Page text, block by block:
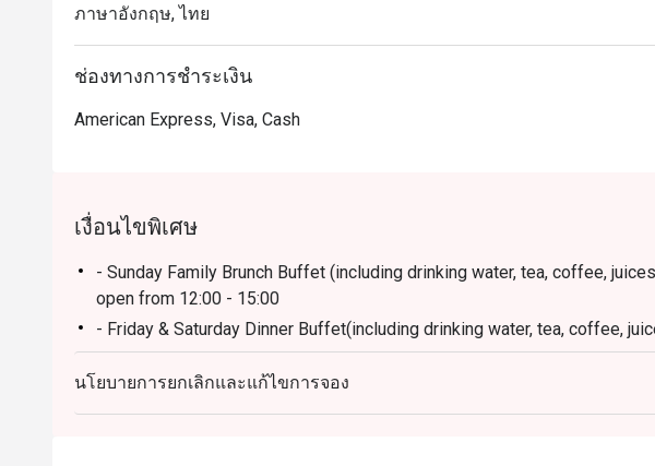
ใจ เหมาะกับทั้งมื้อครอบครัวและโอกาสพิเศษ
・เหมาะสำหรับนักท่องเที่ยวที่มองหาบุฟเฟ่ต์คุณภาพ พร้อมวิวริมแม่น้ำ และตั้
ภาษาอังกฤษ, ไทย
ช่องทางการชำระเงิน
American Express, Visa, Cash
เงื่อนไขพิเศษ
- Sunday Family Brunch Buffet (including drinking water, tea, coffee,
open from 12:00 - 15:00
- Friday & Saturday Dinner Buffet(including drinking water, tea, coffee,
open from 18:00 - 22:00
- Monday - Thursday: A La Carte menu start 12.00-9.30 PM
- Friday-Saturday: A La Carte menu start 12.00-4.30 PM
นโยบายการยกเลิกและแก้ไขการจอง